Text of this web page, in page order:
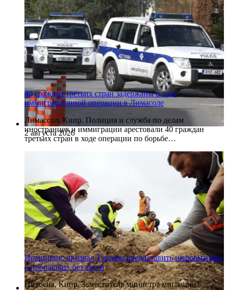
2 августа 2026
40 граждан третьих стран задержаны в ходе
иммиграционной операции в Лимасоле
Лимассол, Кипр. Полиция и служба по делам
иностранцев и иммиграции арестовали 40 граждан
третьих стран в ходе операции по борьбе…
Иоаннидис призвал Турцию предоставить информацию
о пропавших без вести
Никосия, Кипр. Заместитель министра миграции